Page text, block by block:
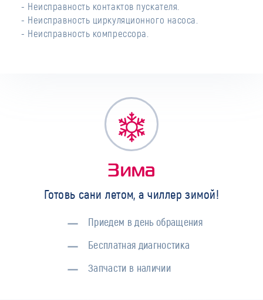
- Неисправность контактов пускателя.
- Неисправность циркуляционного насоса.
- Неисправность компрессора.
Зима
Готовь сани летом, а чиллер зимой!
Приедем в день обращения
Бесплатная диагностика
Запчасти в наличии